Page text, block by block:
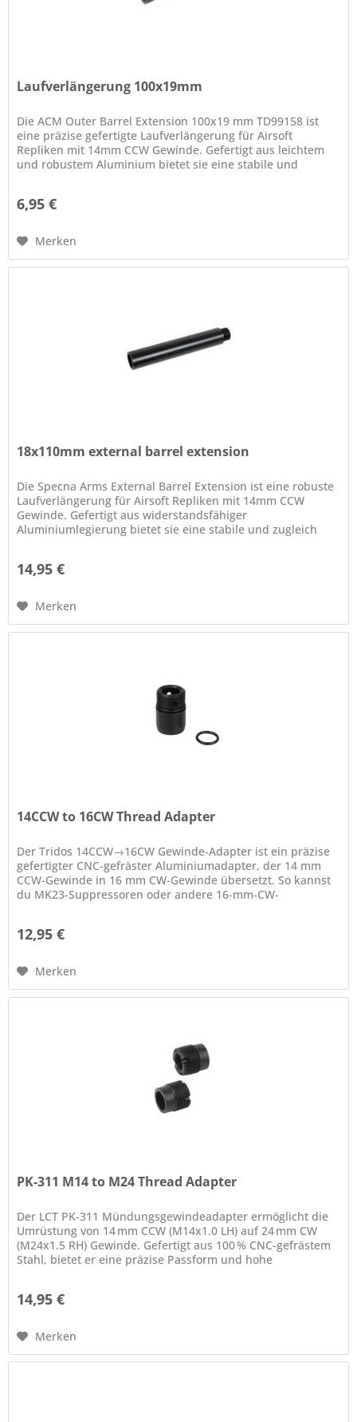
Laufverlängerung 100x19mm
Die ACM Outer Barrel Extension 100x19 mm TD99158 ist
eine präzise gefertigte Laufverlängerung für Airsoft
Repliken mit 14mm CCW Gewinde. Gefertigt aus leichtem
und robustem Aluminium bietet sie eine stabile und
6,95 €
Merken
18x110mm external barrel extension
Die Specna Arms External Barrel Extension ist eine robuste
Laufverlängerung für Airsoft Repliken mit 14mm CCW
Gewinde. Gefertigt aus widerstandsfähiger
Aluminiumlegierung bietet sie eine stabile und zugleich
14,95 €
Merken
14CCW to 16CW Thread Adapter
Der Tridos 14CCW→16CW Gewinde-Adapter ist ein präzise
gefertigter CNC-gefräster Aluminiumadapter, der 14 mm
CCW-Gewinde in 16 mm CW-Gewinde übersetzt. So kannst
du MK23-Suppressoren oder andere 16‑mm‑CW-
12,95 €
Merken
PK-311 M14 to M24 Thread Adapter
Der LCT PK-311 Mündungsgewindeadapter ermöglicht die
Umrüstung von 14 mm CCW (M14x1.0 LH) auf 24 mm CW
(M24x1.5 RH) Gewinde. Gefertigt aus 100 % CNC-gefrästem
Stahl, bietet er eine präzise Passform und hohe
14,95 €
Merken